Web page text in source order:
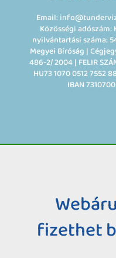
Email:
Közösségi adószám:
nyilvántartási száma:
Megyei Bíróság |
486-2/ 2004 | FELIR
HU73 1070 0512 7552
IBAN
fizethet